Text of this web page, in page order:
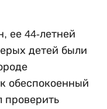
ее 44-летней
детей были
обеспокоенный
проверить